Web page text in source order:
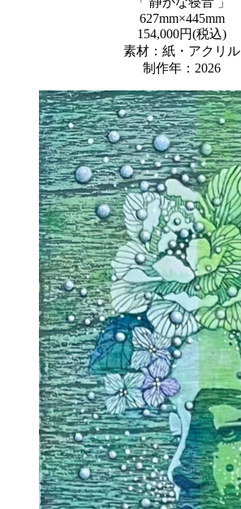
627mm×445mm
154,000円(税込)
素材：紙・アクリル
制作年：2026